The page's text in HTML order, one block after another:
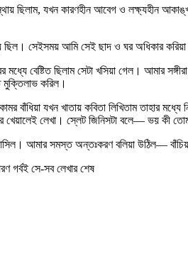
ছিলাম, যখন কারণহীন আবেগ ও লক্ষ্যহীন
সেইসময় আমি সেই ছাদ ও ঘর অধিকার করিয়া
বেষ্টিত ছিলাম সেটা খসিয়া গেল। আমার
করিল।
যখন খাতায় কবিতা লিখিতাম তাহার মধ্যে
খেয়ালেই লেখা। স্লেট জিনিসটা বলে— ভয় কী
আমার সমস্ত অন্তঃকরণ বলিয়া উঠিল— বাঁচিয়া
গর্বই সে-সব লেখার শেষ